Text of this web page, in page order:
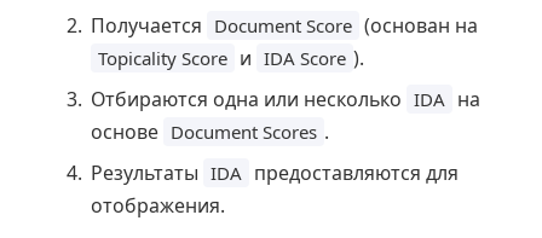
Получается Document Score (основан на
Topicality Score и IDA Score ).
Отбираются одна или несколько IDA на
основе Document Scores .
Результаты IDA предоставляются для
отображения.